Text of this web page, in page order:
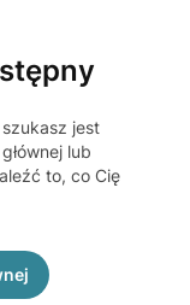
jest
lub
to, co Cię